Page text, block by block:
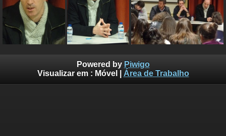
Powered by Piwigo
Visualizar em : Móvel Área de Trabalho